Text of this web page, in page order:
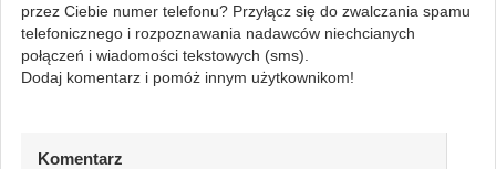
przez Ciebie numer telefonu? Przyłącz się do zwalczania spamu
telefonicznego i rozpoznawania nadawców niechcianych
połączeń i wiadomości tekstowych (sms).
Dodaj komentarz i pomóż innym użytkownikom!
Komentarz